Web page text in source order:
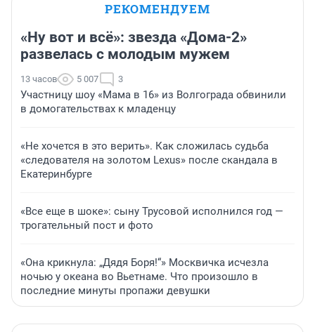
РЕКОМЕНДУЕМ
«Ну вот и всё»: звезда «Дома-2»
развелась с молодым мужем
13 часов 5 007 3
Участницу шоу «Мама в 16» из Волгограда обвинили
в домогательствах к младенцу
«Не хочется в это верить». Как сложилась судьба
«следователя на золотом Lexus» после скандала в
Екатеринбурге
«Все еще в шоке»: сыну Трусовой исполнился год —
трогательный пост и фото
«Она крикнула: „Дядя Боря!“» Москвичка исчезла
ночью у океана во Вьетнаме. Что произошло в
последние минуты пропажи девушки